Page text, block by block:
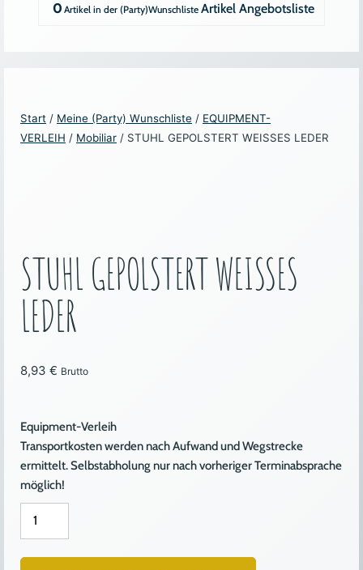
0 Artikel Angebotsliste
Start / Meine (Party) Wunschliste / EQUIPMENT-
VERLEIH / Mobiliar / STUHL GEPOLSTERT WEISSES LEDER
STUHL GEPOLSTERT WEISSES
LEDER
8,93 € Brutto
Equipment-Verleih
Transportkosten werden nach Aufwand und Wegstrecke
ermittelt. Selbstabholung nur nach vorheriger Terminabsprache
möglich!